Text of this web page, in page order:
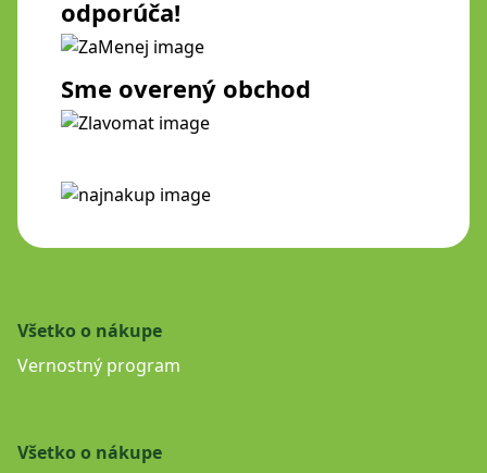
odporúča!
Sme overený obchod
Všetko o nákupe
Vernostný program
Všetko o nákupe